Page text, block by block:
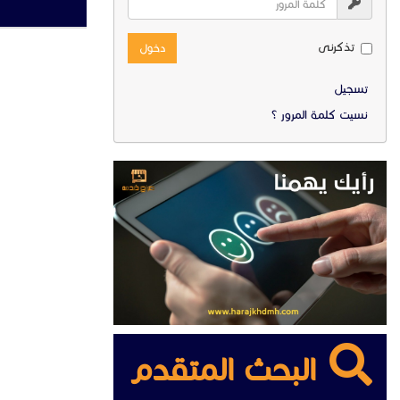
تذكرنى دخول
تسجيل
نسيت كلمة المرور ؟
البحث المتقدم